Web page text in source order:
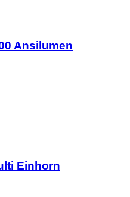
Ansilumen
Einhorn